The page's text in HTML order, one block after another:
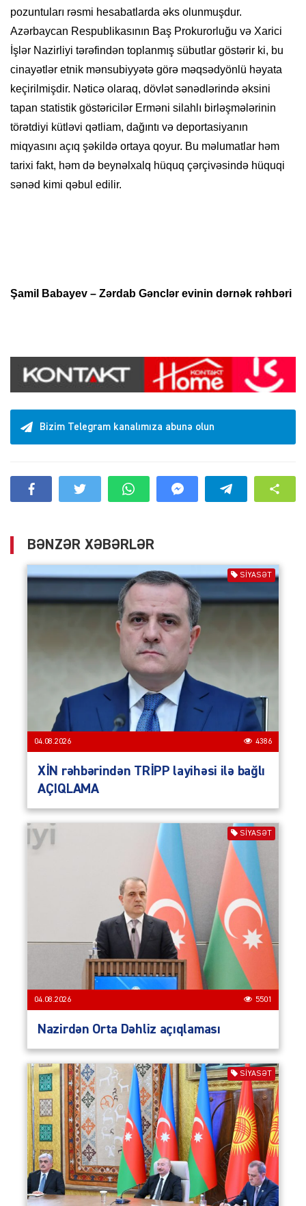
pozuntuları rəsmi hesabatlarda əks olunmuşdur.
Azərbaycan Respublikasının Baş Prokurorluğu və Xarici
İşlər Nazirliyi tərəfindən toplanmış sübutlar göstərir ki, bu
cinayətlər etnik mənsubiyyətə görə məqsədyönlü həyata
keçirilmişdir. Nəticə olaraq, dövlət sənədlərində əksini
tapan statistik göstəricilər Erməni silahlı birləşmələrinin
törətdiyi kütləvi qətliam, dağıntı və deportasiyanın
miqyasını açıq şəkildə ortaya qoyur. Bu məlumatlar həm
tarixi fakt, həm də beynəlxalq hüquq çərçivəsində hüquqi
sənəd kimi qəbul edilir.
Şamil Babayev – Zərdab Gənclər evinin dərnək rəhbəri
Bizim Telegram kanalımıza abunə olun
BƏNZƏR XƏBƏRLƏR
SIYASƏT
04.08.2026 4386
XİN rəhbərindən TRİPP layihəsi ilə bağlı
AÇIQLAMA
SIYASƏT
04.08.2026 5501
Nazirdən Orta Dəhliz açıqlaması
SIYASƏT